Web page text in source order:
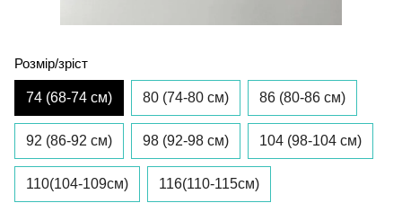
Розмір/зріст
74 (68-74 см) 80 (74-80 см) 86 (80-86 см)
92 (86-92 см) 98 (92-98 см) 104 (98-104 см)
110(104-109см) 116(110-115см)